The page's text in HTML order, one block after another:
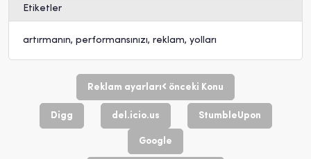
Etiketler
artırmanın, performansınızı, reklam, yolları
Reklam ayarları önceki Konu
Digg del.icio.us StumbleUpon
Google